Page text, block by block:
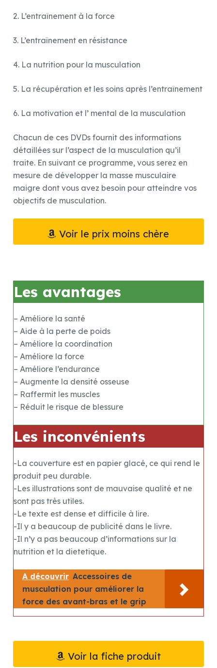
2. L’entraînement à la force
3. L’entraînement en résistance
4. La nutrition pour la musculation
5. La récupération et les soins après l’entraînement
6. La motivation et l’ mental de la musculation
Chacun de ces DVDs fournit des informations
détaillées sur l’aspect de la musculation qu’il
traite. En suivant ce programme, vous serez en
mesure de développer la masse musculaire
maigre dont vous avez besoin pour atteindre vos
objectifs de musculation.
Voir le prix moins chère
Les avantages
– Améliore la santé
– Aide à la perte de poids
– Améliore la coordination
– Améliore la force
– Améliore l’endurance
– Augmente la densité osseuse
– Raffermit les muscles
– Réduit le risque de blessure
Les inconvénients
-La couverture est en papier glacé, ce qui rend le
produit peu durable.
-Les illustrations sont de mauvaise qualité et ne
sont pas très utiles.
-Le texte est dense et difficile à lire.
-Il y a beaucoup de publicité dans le livre.
-Il n’y a pas beaucoup d’informations sur la
nutrition et la dietetique.
A découvrir Accessoires de
musculation pour améliorer la
force des avant-bras et le grip
Voir la fiche produit